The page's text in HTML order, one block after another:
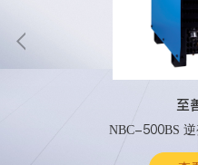
至
NBC-500BS
